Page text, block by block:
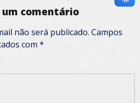
um comentário
não será publicado. Campos
com *